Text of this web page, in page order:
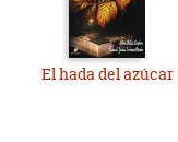
El hada del azúcar